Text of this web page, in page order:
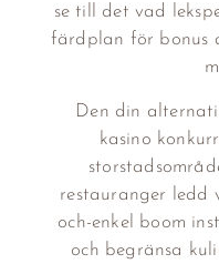
se till det vad
färdplan för bonus
Den din
kasino
restauranger ledd
och-enkel boom
och begränsa